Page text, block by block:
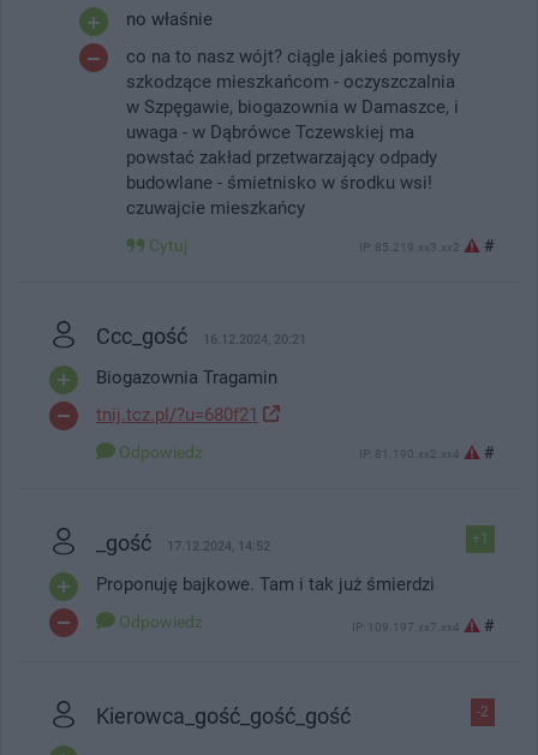
no właśnie
co na to nasz wójt? ciągle jakieś pomysły
szkodzące mieszkańcom - oczyszczalnia
w Szpęgawie, biogazownia w Damaszce, i
uwaga - w Dąbrówce Tczewskiej ma
powstać zakład przetwarzający odpady
budowlane - śmietnisko w środku wsi!
czuwajcie mieszkańcy
Cytuj IP: 85.219.xx3.xx2 #
Ccc_gość 16.12.2024, 20:21
Biogazownia Tragamin
tnij.tcz.pl/?u=680f21
Odpowiedz IP: 81.190.xx2.xx4 #
+1
_gość 17.12.2024, 14:52
Proponuję bajkowe. Tam i tak już śmierdzi
Odpowiedz IP: 109.197.xx7.xx4 #
-2
Kierowca_gość_gość_gość